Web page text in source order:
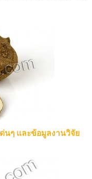
นๆ และข้อมูลงานวิจัย